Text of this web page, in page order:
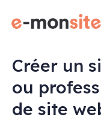
Créer un
ou
de site